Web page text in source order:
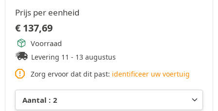
Prijs per eenheid
€ 137,69
Voorraad
Levering 11 - 13 augustus
Zorg ervoor dat dit past: identificeer uw voertuig